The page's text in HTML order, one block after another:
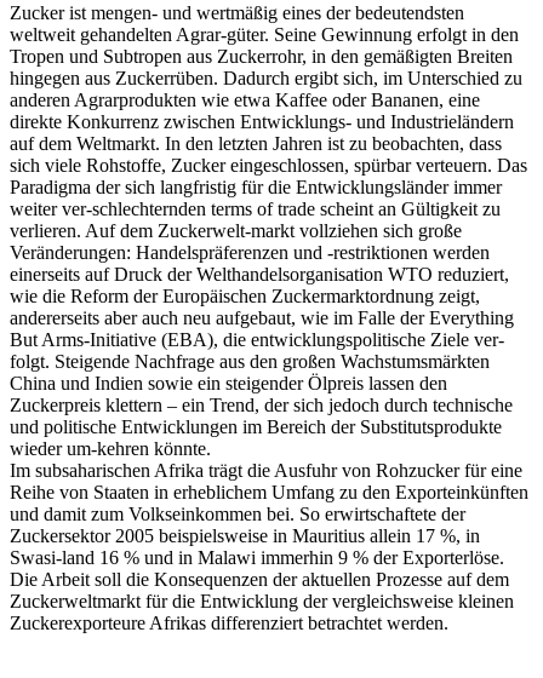
Zucker ist mengen- und wertmäßig eines der bedeutendsten
weltweit gehandelten Agrar-güter. Seine Gewinnung erfolgt in den
Tropen und Subtropen aus Zuckerrohr, in den gemäßigten Breiten
hingegen aus Zuckerrüben. Dadurch ergibt sich, im Unterschied zu
anderen Agrarprodukten wie etwa Kaffee oder Bananen, eine
direkte Konkurrenz zwischen Entwicklungs- und Industrieländern
auf dem Weltmarkt. In den letzten Jahren ist zu beobachten, dass
sich viele Rohstoffe, Zucker eingeschlossen, spürbar verteuern. Das
Paradigma der sich langfristig für die Entwicklungsländer immer
weiter ver-schlechternden terms of trade scheint an Gültigkeit zu
verlieren. Auf dem Zuckerwelt-markt vollziehen sich große
Veränderungen: Handelspräferenzen und -restriktionen werden
einerseits auf Druck der Welthandelsorganisation WTO reduziert,
wie die Reform der Europäischen Zuckermarktordnung zeigt,
andererseits aber auch neu aufgebaut, wie im Falle der Everything
But Arms-Initiative (EBA), die entwicklungspolitische Ziele ver-
folgt. Steigende Nachfrage aus den großen Wachstumsmärkten
China und Indien sowie ein steigender Ölpreis lassen den
Zuckerpreis klettern – ein Trend, der sich jedoch durch technische
und politische Entwicklungen im Bereich der Substitutsprodukte
wieder um-kehren könnte.
Im subsaharischen Afrika trägt die Ausfuhr von Rohzucker für eine
Reihe von Staaten in erheblichem Umfang zu den Exporteinkünften
und damit zum Volkseinkommen bei. So erwirtschaftete der
Zuckersektor 2005 beispielsweise in Mauritius allein 17 %, in
Swasi-land 16 % und in Malawi immerhin 9 % der Exporterlöse.
Die Arbeit soll die Konsequenzen der aktuellen Prozesse auf dem
Zuckerweltmarkt für die Entwicklung der vergleichsweise kleinen
Zuckerexporteure Afrikas differenziert betrachtet werden.